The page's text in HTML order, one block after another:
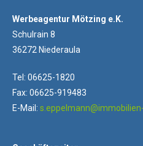
Werbeagentur Mötzing e.K.
Schulrain 8
36272 Niederaula
Tel: 06625-1820
Fax: 06625-919483
E-Mail: